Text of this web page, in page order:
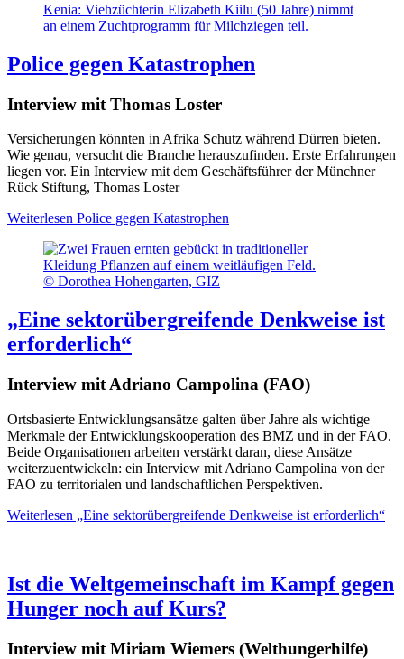
Kenia: Viehzüchterin Elizabeth Kiilu (50 Jahre) nimmt
an einem Zuchtprogramm für Milchziegen teil.
Police gegen Katastrophen
Interview mit Thomas Loster
Versicherungen könnten in Afrika Schutz während Dürren bieten.
Wie genau, versucht die Branche herauszufinden. Erste Erfahrungen
liegen vor. Ein Interview mit dem Geschäftsführer der Münchner
Rück Stiftung, Thomas Loster
Weiterlesen Police gegen Katastrophen
© Dorothea Hohengarten, GIZ
„Eine sektorübergreifende Denkweise ist
erforderlich“
Interview mit Adriano Campolina (FAO)
Ortsbasierte Entwicklungsansätze galten über Jahre als wichtige
Merkmale der Entwicklungskooperation des BMZ und in der FAO.
Beide Organisationen arbeiten verstärkt daran, diese Ansätze
weiterzuentwickeln: ein Interview mit Adriano Campolina von der
FAO zu territorialen und landschaftlichen Perspektiven.
Weiterlesen „Eine sektorübergreifende Denkweise ist erforderlich“
Ist die Weltgemeinschaft im Kampf gegen
Hunger noch auf Kurs?
Interview mit Miriam Wiemers (Welthungerhilfe)